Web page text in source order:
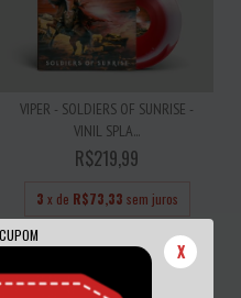
X
VIPER - SOLDIERS OF SUNRISE -
VINIL SPLA...
R$219,99
3 x de R$73,33 sem juros